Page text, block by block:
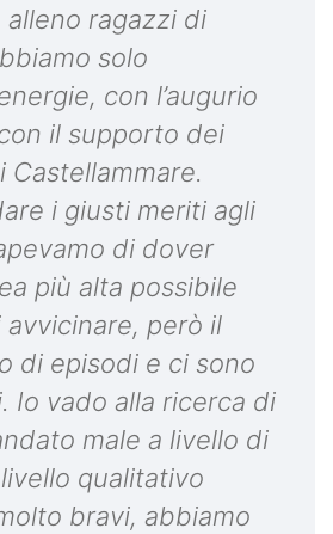
alleno ragazzi di
solo
con l’augurio
il supporto dei
i giusti meriti agli
di dover
più alta possibile
però il
di episodi e ci sono
Io vado alla ricerca di
male a livello di
qualitativo
bravi, abbiamo